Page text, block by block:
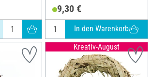
9,30 €
In den Warenkorb
Kreativ-August